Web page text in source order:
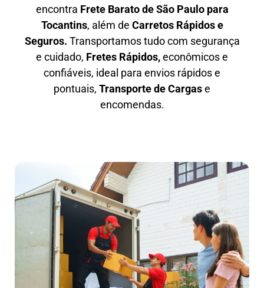
encontra Frete Baratode São Paulo para
Tocantins, além de Carretos Rápidos e
Seguros. Transportamos tudo com segurança
e cuidado, Fretes Rápidos,econômicos e
confiáveis, ideal para envios rápidos e
pontuais, Transporte de Cargase
encomendas.